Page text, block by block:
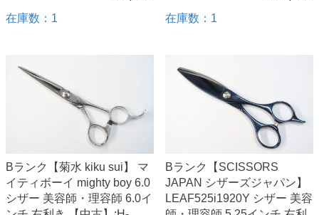
在庫数：1
在庫数：1
Bランク【菊水 kiku sui】 マ
イティボーイ mighty boy 6.0
シザー 美容師・理容師 6.0イ
Bランク【SCISSORS
JAPAN シザーズジャパン】
LEAF525i1920Y シザー 美容